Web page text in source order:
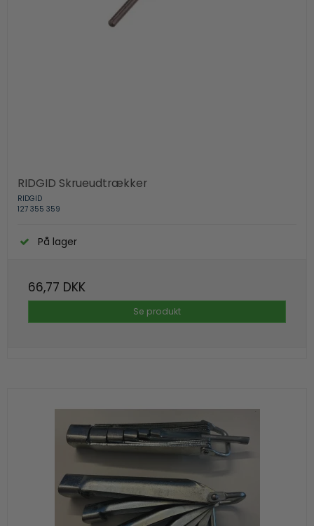
RIDGID Skrueudtrækker
RIDGID
127 355 359
På lager
66,77 DKK
Se produkt